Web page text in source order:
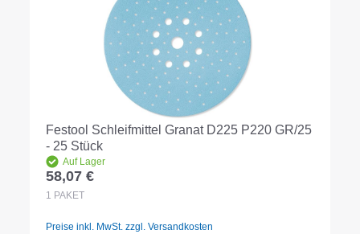
Festool Schleifmittel Granat D225 P220 GR/25
- 25 Stück
Auf Lager
Regulärer Preis:
58,07 €
1 PAKET
Preise inkl. MwSt. zzgl. Versandkosten